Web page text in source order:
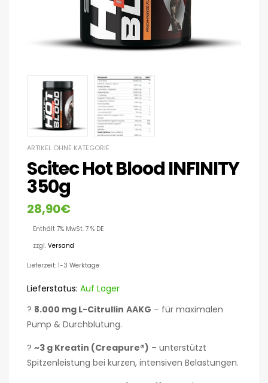
ARTIKEL OHNE KATEGORIE
Scitec Hot Blood INFINITY
350g
28,90€
Enthält 7% MwSt. 7 % DE
zzgl. Versand
Lieferzeit: 1-3 Werktage
Lieferstatus: Auf Lager
? 8.000 mg L-Citrullin AAKG – für maximalen
Pump & Durchblutung.
? ~3 g Kreatin (Creapure®) – unterstützt
Spitzenleistung bei kurzen, intensiven Belastungen.